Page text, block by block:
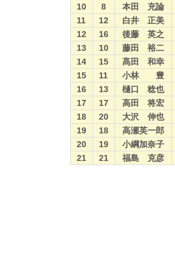
10
8 本田 充論
11
12 白井 正美
12
16 後藤 英之
13
10 藤田 裕二
14
15 髙田 和幸
15
11 小林 豊
16
13 樋口 稔也
17
17 高田 将宏
18
20 大沢 伸也
19
18 高瀬英一郎
20
19 小綱加奈子
21
21 福島 克彦